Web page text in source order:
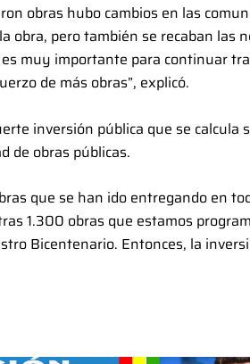
obras hubo cambios en las
obra, pero también se recaban las
muy importante para continuar
de más obras”, explicó.
inversión pública que se calcula
de obras públicas.
que se han ido entregando en
1.300 obras que estamos
Bicentenario. Entonces, la